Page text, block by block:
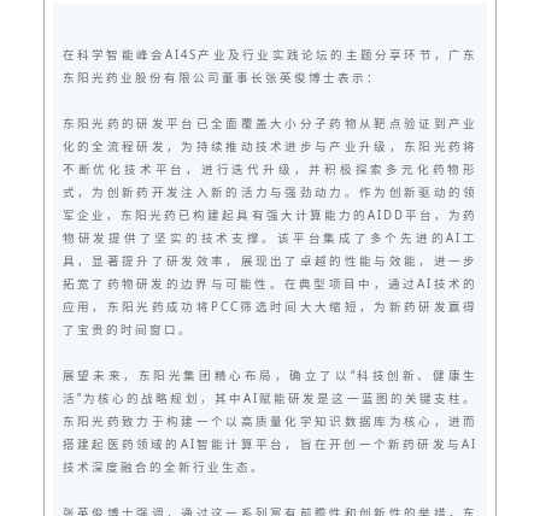
在科学智能峰会AI4S产业及行业实践论坛的主题分享环节，广东
东阳光药业股份有限公司董事长张英俊博士表示：
东阳光药的研发平台已全面覆盖大小分子药物从靶点验证到产业
化的全流程研发，为持续推动技术进步与产业升级，东阳光药将
不断优化技术平台，进行迭代升级，并积极探索多元化药物形
式，为创新药开发注入新的活力与强劲动力。作为创新驱动的领
军企业，东阳光药已构建起具有强大计算能力的AIDD平台，为药
物研发提供了坚实的技术支撑。该平台集成了多个先进的AI工
具，显著提升了研发效率，展现出了卓越的性能与效能，进一步
拓宽了药物研发的边界与可能性。在典型项目中，通过AI技术的
应用，东阳光药成功将PCC筛选时间大大缩短，为新药研发赢得
了宝贵的时间窗口。
展望未来，东阳光集团精心布局，确立了以“科技创新、健康生
活”为核心的战略规划，其中AI赋能研发是这一蓝图的关键支柱。
东阳光药致力于构建一个以高质量化学知识数据库为核心，进而
搭建起医药领域的AI智能计算平台，旨在开创一个新药研发与AI
技术深度融合的全新行业生态。
张英俊博士强调，通过这一系列富有前瞻性和创新性的举措，东